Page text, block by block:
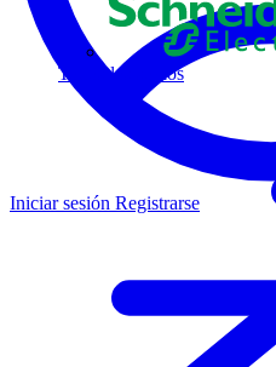
Todos los socios
Iniciar sesión Registrarse